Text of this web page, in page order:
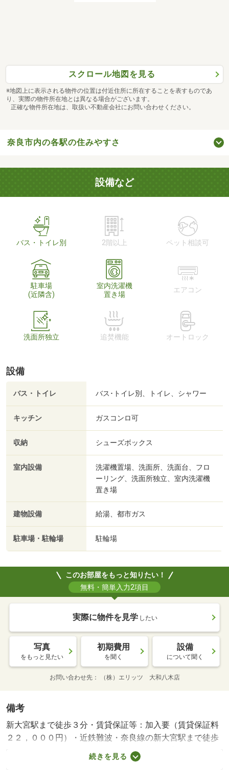
スクロール地図を見る
※地図上に表示される物件の位置は付近住所に所在することを表すものであ
り、実際の物件所在地とは異なる場合がございます。
正確な物件所在地は、取扱い不動産会社にお問い合わせください。
奈良市内の各駅の住みやすさ
設備など
バス・トイレ別 2階以上 ペット相談可
駐車場
(近隣含)
室内洗濯機
置き場
エアコン
洗面所独立 追焚機能 オートロック
設備
バス・トイレ バス･トイレ別、トイレ、シャワー
キッチン ガスコンロ可
収納 シューズボックス
室内設備
洗濯機置場、洗面所、洗面台、フロ
ーリング、洗面所独立、室内洗濯機
置き場
建物設備 給湯、都市ガス
駐車場・駐輪場 駐輪場
このお部屋をもっと知りたい！
無料・簡単入力2項目
実際に物件を見学 したい
写真
をもっと見たい
初期費用
を聞く
設備
について聞く
お問い合わせ先 （株）エリッツ 大和八木店
備考
新大宮駅まで徒歩３分・賃貸保証等：加入要（賃貸保証料
２２，０００円）・近鉄難波・奈良線の新大宮駅まで徒歩
３分の物件です。お部屋はおもな開口部が南方向に向いて
おり、お部屋は角部屋で隣室の騒音の影響を受けにくい傾
続きを見る